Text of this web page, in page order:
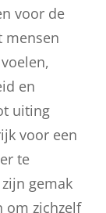
voor de
mensen
en
uiting
voor een
te
gemak
om zichzelf